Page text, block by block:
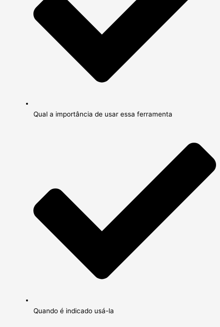
Qual a importância de usar essa ferramenta
Quando é indicado usá-la